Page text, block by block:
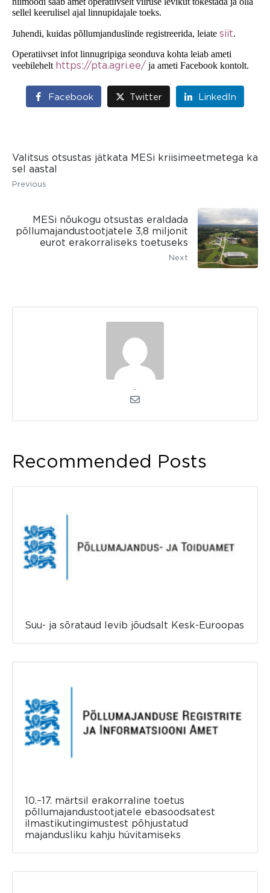
sellel keerulisel ajal linnupidajale toeks.
Juhendi, kuidas põllumjanduslinde registreerida, leiate siit.
Operatiivset infot linnugripiga seonduva kohta leiab ameti
veebilehelt https://pta.agri.ee/ ja ameti Facebook kontolt.
Facebook Twitter LinkedIn
Valitsus otsustas jätkata MESi kriisimeetmetega ka
sel aastal
Previous
MESi nõukogu otsustas eraldada
põllumajandustootjatele 3,8 miljonit
eurot erakorraliseks toetuseks
Next
Recommended Posts
Suu- ja sõrataud levib jõudsalt Kesk-Euroopas
10.–17. märtsil erakorraline toetus
põllumajandustootjatele ebasoodsatest
ilmastikutingimustest põhjustatud
majandusliku kahju hüvitamiseks